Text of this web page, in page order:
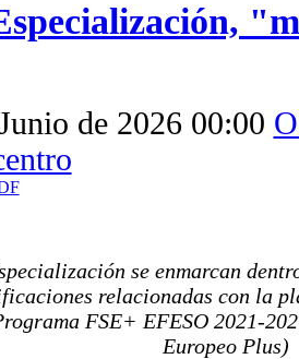
de 2026 00:00
se enmarcan
relacionadas con la
FSE+ EFESO 2021-
Europeo Plus)